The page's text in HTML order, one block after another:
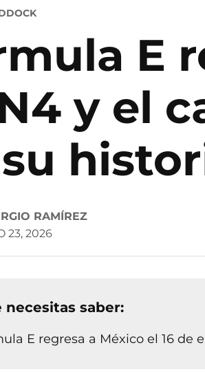
E
y el
RAMÍREZ
23, 2026
necesitas saber:
E regresa a México el 16 de